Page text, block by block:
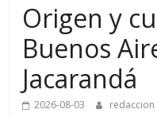
Origen y
Buenos
Jacarandá
2026-08-03 redaccion